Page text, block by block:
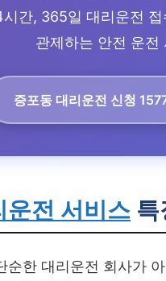
간, 365일 대리운전
관제하는 안전 운
증포동 대리운전 신청
운전 서비스 특
순한 대리운전 회사가